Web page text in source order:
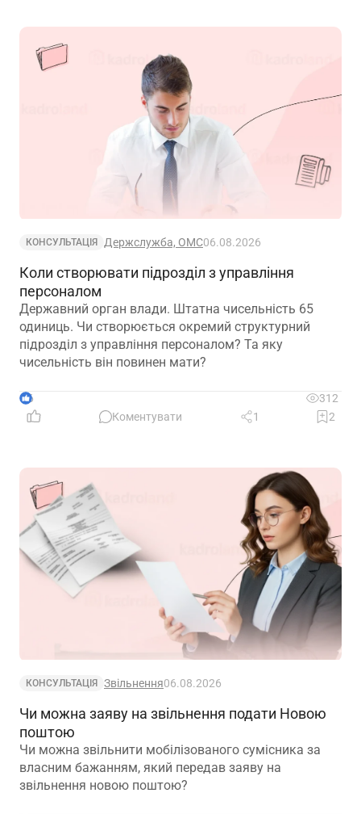
КОНСУЛЬТАЦІЯ Держслужба, ОМС06.08.2026
Коли створювати підрозділ з управління
персоналом
Державний орган влади. Штатна чисельність 65
одиниць. Чи створюється окремий структурний
підрозділ з управління персоналом? Та яку
чисельність він повинен мати?
6
312
Коментувати
1 2
КОНСУЛЬТАЦІЯ Звільнення06.08.2026
Чи можна заяву на звільнення подати Новою
поштою
Чи можна звільнити мобілізованого сумісника за
власним бажанням, який передав заяву на
звільнення новою поштою?